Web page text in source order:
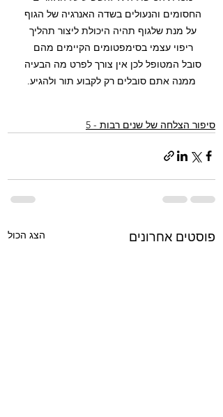
החסומים והנעולים בשדה האנרגיה של הגוף
על מנת שלגוף תהיה היכולת ליצור תהליך
ריפוי עצמי בסימפטומים הקיימים מהם
סובל המטופל לכן אין צורך לפרט מה הבעיה
ממנה אתם סובלים רק לקבוע תור ולהגיע.
סיפור הצלחה של שנים רבות - 5
פוסטים אחרונים הצג הכול